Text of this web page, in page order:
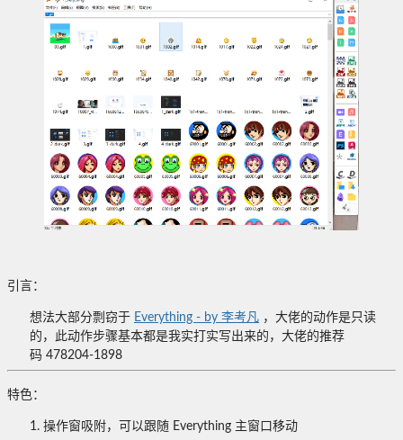
引言：
想法大部分剽窃于 Everything - by 李考凡 ，大佬的动作是只读
的，此动作步骤基本都是我实打实写出来的，大佬的推荐
码 478204-1898
特色：
1. 操作窗吸附，可以跟随 Everything 主窗口移动